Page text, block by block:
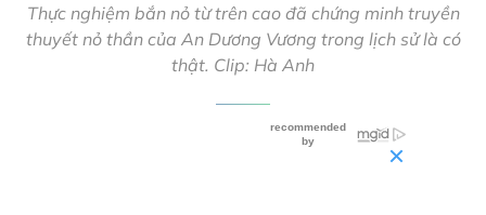
Thực nghiệm bắn nỏ từ trên cao đã chứng minh truyền
thuyết nỏ thần của An Dương Vương trong lịch sử là có
thật. Clip: Hà Anh